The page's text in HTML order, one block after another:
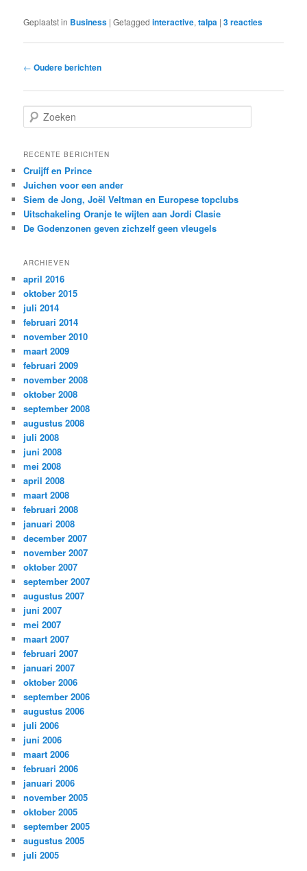
Geplaatst in Business |Getagged interactive,talpa |3reacties
Berichtnavigatie
← Oudere berichten
o
k
n
RECENTE BERICHTEN
Cruijff en Prince
Juichen voor een ander
Siem de Jong, Joël Veltman en Europese topclubs
Uitschakeling Oranje te wijten aan Jordi Clasie
De Godenzonen geven zichzelf geen vleugels
ARCHIEVEN
april 2016
oktober 2015
juli 2014
februari 2014
november 2010
maart 2009
februari 2009
november 2008
oktober 2008
september 2008
augustus 2008
juli 2008
juni 2008
mei 2008
april 2008
maart 2008
februari 2008
januari 2008
december 2007
november 2007
oktober 2007
september 2007
augustus 2007
juni 2007
mei 2007
maart 2007
februari 2007
januari 2007
oktober 2006
september 2006
augustus 2006
juli 2006
juni 2006
maart 2006
februari 2006
januari 2006
november 2005
oktober 2005
september 2005
augustus 2005
juli 2005